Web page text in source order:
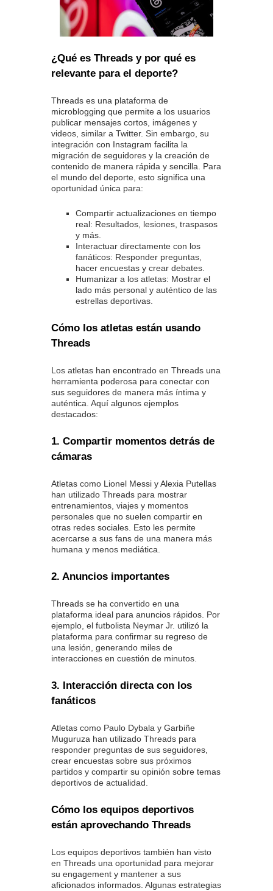
¿Qué es Threads y por qué es
relevante para el deporte?
Threads es una plataforma de
microblogging que permite a los usuarios
publicar mensajes cortos, imágenes y
videos, similar a Twitter. Sin embargo, su
integración con Instagram facilita la
migración de seguidores y la creación de
contenido de manera rápida y sencilla. Para
el mundo del deporte, esto significa una
oportunidad única para:
Compartir actualizaciones en tiempo
real: Resultados, lesiones, traspasos
y más.
Interactuar directamente con los
fanáticos: Responder preguntas,
hacer encuestas y crear debates.
Humanizar a los atletas: Mostrar el
lado más personal y auténtico de las
estrellas deportivas.
Cómo los atletas están usando
Threads
Los atletas han encontrado en Threads una
herramienta poderosa para conectar con
sus seguidores de manera más íntima y
auténtica. Aquí algunos ejemplos
destacados:
1. Compartir momentos detrás de
cámaras
Atletas como Lionel Messi y Alexia Putellas
han utilizado Threads para mostrar
entrenamientos, viajes y momentos
personales que no suelen compartir en
otras redes sociales. Esto les permite
acercarse a sus fans de una manera más
humana y menos mediática.
2. Anuncios importantes
Threads se ha convertido en una
plataforma ideal para anuncios rápidos. Por
ejemplo, el futbolista Neymar Jr. utilizó la
plataforma para confirmar su regreso de
una lesión, generando miles de
interacciones en cuestión de minutos.
3. Interacción directa con los
fanáticos
Atletas como Paulo Dybala y Garbiñe
Muguruza han utilizado Threads para
responder preguntas de sus seguidores,
crear encuestas sobre sus próximos
partidos y compartir su opinión sobre temas
deportivos de actualidad.
Cómo los equipos deportivos
están aprovechando Threads
Los equipos deportivos también han visto
en Threads una oportunidad para mejorar
su engagement y mantener a sus
aficionados informados. Algunas estrategias